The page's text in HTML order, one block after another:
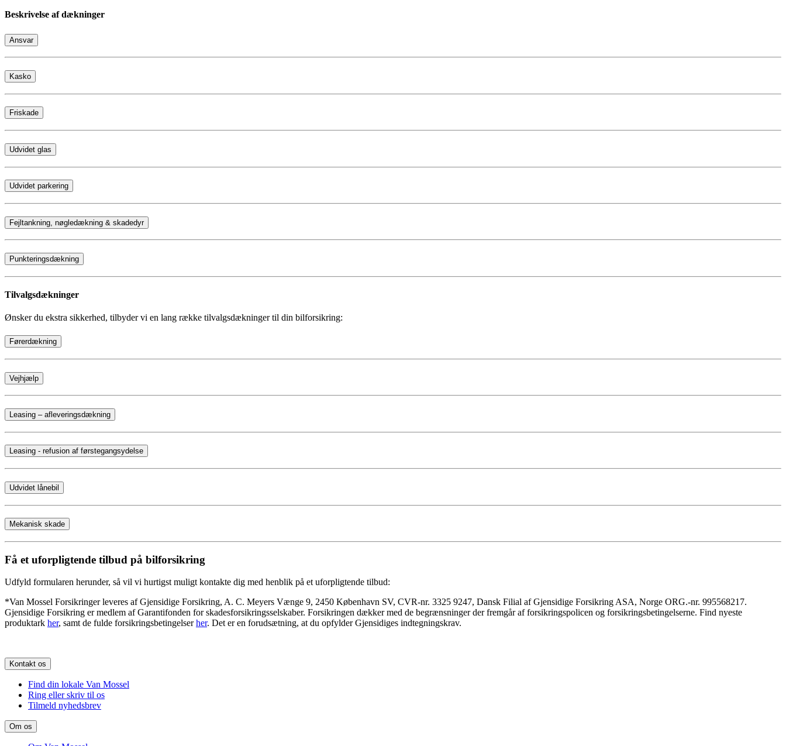
Beskrivelse af dækninger
Ansvar
Kasko
Friskade
Udvidet glas
Udvidet parkering
Fejltankning, nøgledækning & skadedyr
Punkteringsdækning
Tilvalgsdækninger
Ønsker du ekstra sikkerhed, tilbyder vi en lang række tilvalgsdækninger til din bilforsikring:
Førerdækning
Vejhjælp
Leasing – afleveringsdækning
Leasing - refusion af førstegangsydelse
Udvidet lånebil
Mekanisk skade
Få et uforpligtende tilbud på bilforsikring
Udfyld formularen herunder, så vil vi hurtigst muligt kontakte dig med henblik på et uforpligtende tilbud:
*Van Mossel Forsikringer leveres af Gjensidige Forsikring, A. C. Meyers Vænge 9, 2450 København SV, CVR-nr. 3325 9247, Dansk Filial af Gjensidige Forsikring ASA, Norge ORG.-nr. 995568217.
Gjensidige Forsikring er medlem af Garantifonden for skadesforsikringsselskaber. Forsikringen dækker med de begrænsninger der fremgår af forsikringspolicen og forsikringsbetingelserne. Find nyeste
produktark her, samt de fulde forsikringsbetingelserher. Det er en forudsætning, at du opfylder Gjensidiges indtegningskrav.
Kontakt os
Find din lokale Van Mossel
Ring eller skriv til os
Tilmeld nyhedsbrev
Om os